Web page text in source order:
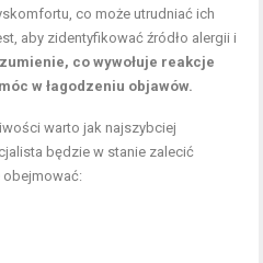
co może utrudniać ich
aby zidentyfikować źródło alergii i
co wywołuje reakcje
w łagodzeniu objawów.
warto jak najszybciej
będzie w stanie zalecić
obejmować: